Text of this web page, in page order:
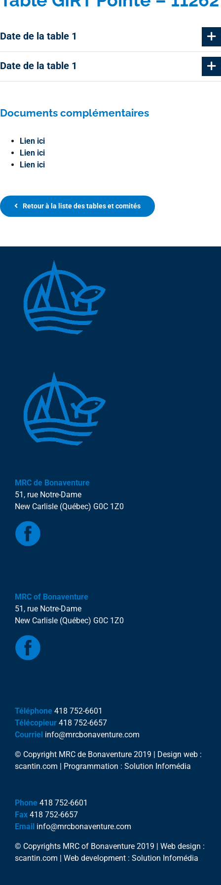
Date de la table 1
Date de la table 1
Documents complémentaires
Lien ici
Lien ici
Lien ici
Retour à la liste des tables et comités
MRC de Bonaventure
51, rue Notre-Dame
New Carlisle (Québec) G0C 1Z0
MRC of Bonaventure
51, rue Notre-Dame
New Carlisle (Québec) G0C 1Z0
Téléphone 418 752-6601
Télécopieur 418 752-6657
Courriel info@mrcbonaventure.com
© Copyright MRC de Bonaventure 2019 | Design web :
scantin.com | Programmation : Solution Infomédia
Phone 418 752-6601
Fax 418 752-6657
Email info@mrcbonaventure.com
© Copyrights MRC of Bonaventure 2019 | Web design :
scantin.com | Web development : Solution Infomédia